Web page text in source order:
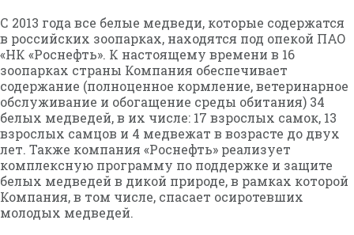
С 2013 года все белые медведи, которые содержатся
в российских зоопарках, находятся под опекой ПАО
«НК «Роснефть». К настоящему времени в 16
зоопарках страны Компания обеспечивает
содержание (полноценное кормление, ветеринарное
обслуживание и обогащение среды обитания) 34
белых медведей, в их числе: 17 взрослых самок, 13
взрослых самцов и 4 медвежат в возрасте до двух
лет. Также компания «Роснефть» реализует
комплексную программу по поддержке и защите
белых медведей в дикой природе, в рамках которой
Компания, в том числе, спасает осиротевших
молодых медведей.